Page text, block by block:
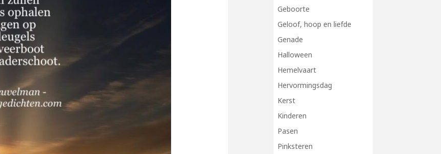
Geboorte
Geloof, hoop en liefde
Genade
Halloween
Hemelvaart
Hervormingsdag
Kerst
Kinderen
Pasen
Pinksteren